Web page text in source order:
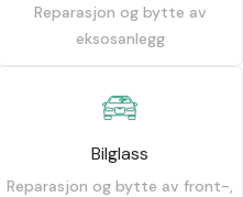
Reparasjon og bytte av
eksosanlegg
Bilglass
Reparasjon og bytte av front-,